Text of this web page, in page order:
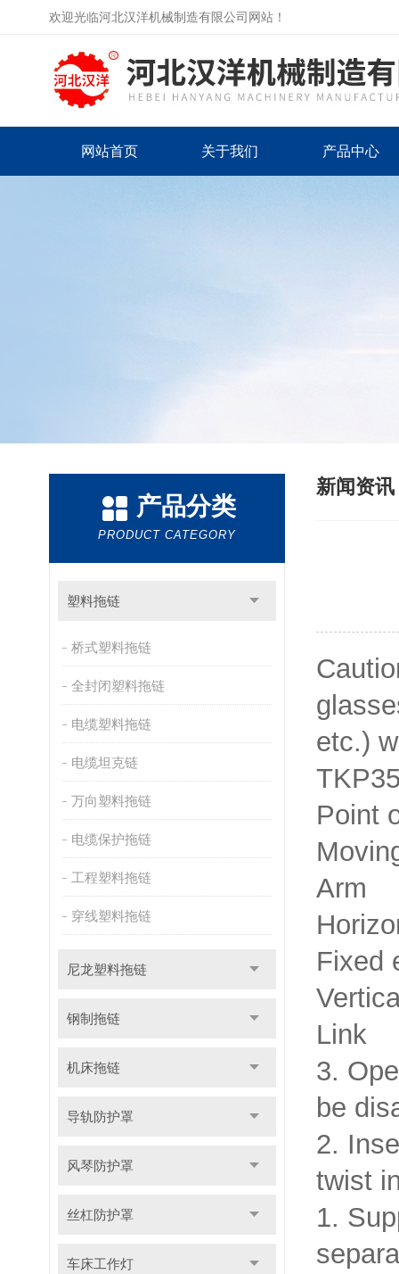
欢迎光临河北汉洋机械制造有限公司网站！
网站首页 关于我们 产品中心
产品分类
PRODUCT CATEGORY
塑料拖链
桥式塑料拖链
全封闭塑料拖链
电缆塑料拖链
电缆坦克链
万向塑料拖链
电缆保护拖链
工程塑料拖链
穿线塑料拖链
尼龙塑料拖链
钢制拖链
机床拖链
导轨防护罩
风琴防护罩
丝杠防护罩
车床工作灯
新闻资讯
etc.)
Point
Arm
Fixed
Link
3.
be
2.
twist
1.